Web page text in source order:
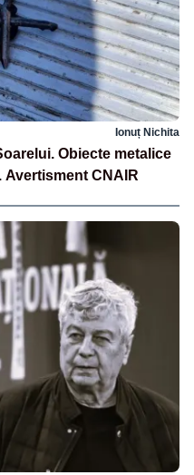
Ionuț Nichita
Obiecte metalice
CNAIR